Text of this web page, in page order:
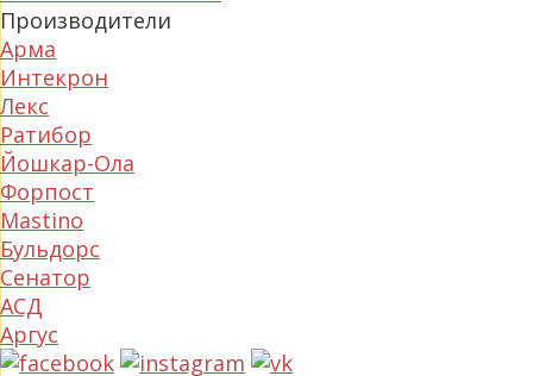
Производители
Арма
Интекрон
Лекс
Ратибор
Йошкар-Ола
Форпост
Mastino
Бульдорс
Сенатор
АСД
Аргус